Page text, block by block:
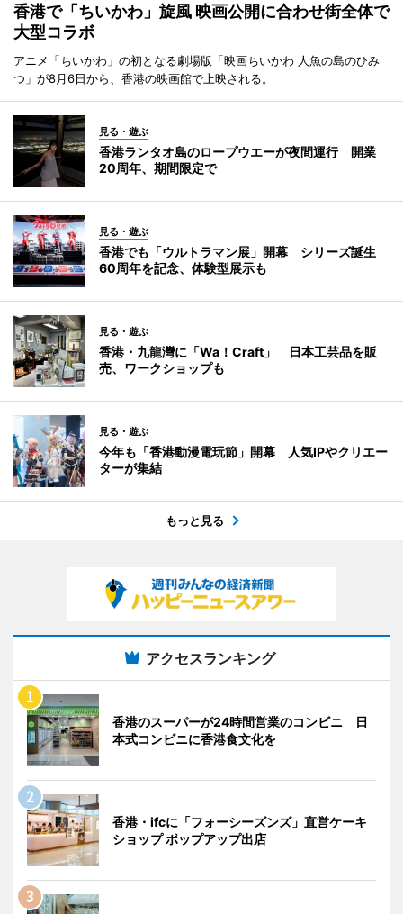
香港で「ちいかわ」旋風 映画公開に合わせ街全体で
大型コラボ
アニメ「ちいかわ」の初となる劇場版「映画ちいかわ 人魚の島のひみ
つ」が8月6日から、香港の映画館で上映される。
見る・遊ぶ
香港ランタオ島のロープウエーが夜間運行 開業
20周年、期間限定で
見る・遊ぶ
香港でも「ウルトラマン展」開幕 シリーズ誕生
60周年を記念、体験型展示も
見る・遊ぶ
香港・九龍灣に「Wa！Craft」 日本工芸品を販
売、ワークショップも
見る・遊ぶ
今年も「香港動漫電玩節」開幕 人気IPやクリエー
ターが集結
もっと見る
アクセスランキング
香港のスーパーが24時間営業のコンビニ 日
本式コンビニに香港食文化を
香港・ifcに「フォーシーズンズ」直営ケーキ
ショップ ポップアップ出店